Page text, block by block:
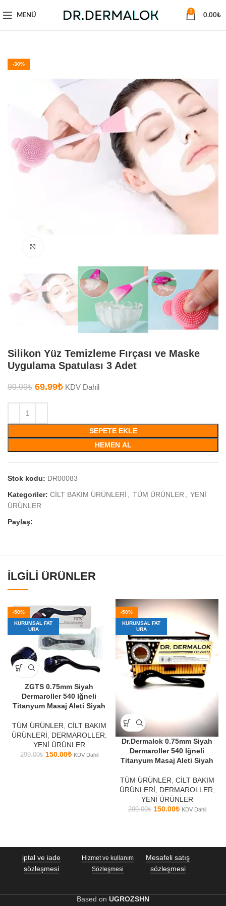
MENÜ
0
0.00₺
-30%
Silikon Yüz Temizleme Fırçası ve Maske
Uygulama Spatulası 3 Adet
99.99₺ 69.99₺ KDV Dahil
SEPETE EKLE
HEMEN AL
Stok kodu: DR00083
Kategoriler: CİLT BAKIM ÜRÜNLERİ , TÜM ÜRÜNLER , YENİ
ÜRÜNLER
Paylaş:
İLGILI ÜRÜNLER
-50%
KURUMSAL FAT
URA
ZGTS 0.75mm Siyah
Dermaroller 540 Iğneli
Titanyum Masaj Aleti Siyah
TÜM ÜRÜNLER CİLT BAKIM
ÜRÜNLERİ
DERMAROLLER
YENİ ÜRÜNLER
299.00₺ 150.00₺ KDV Dahil
-50%
KURUMSAL FAT
URA
Dr.Dermalok 0.75mm Siyah
Dermaroller 540 Iğneli
Titanyum Masaj Aleti Siyah
TÜM ÜRÜNLER CİLT BAKIM
ÜRÜNLERİ
DERMAROLLER
YENİ ÜRÜNLER
299.00₺ 150.00₺ KDV Dahil
iptal ve iade
sözleşmesi
Hizmet ve kullanım
Sözleşmesi
Mesafeli satış
sözleşmesi
Based on UGROZSHN